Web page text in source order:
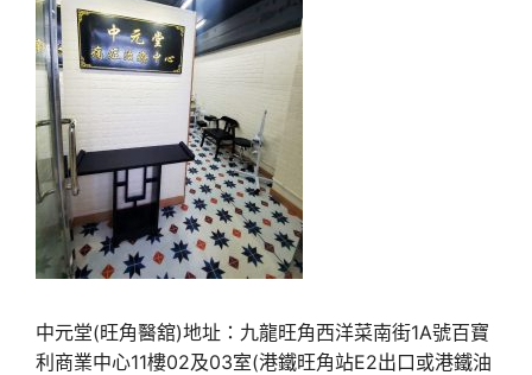
中元堂(旺角醫舘)地址：九龍旺角西洋菜南街1A號百寶
利商業中心11樓02及03室(港鐵旺角站E2出口或港鐵油